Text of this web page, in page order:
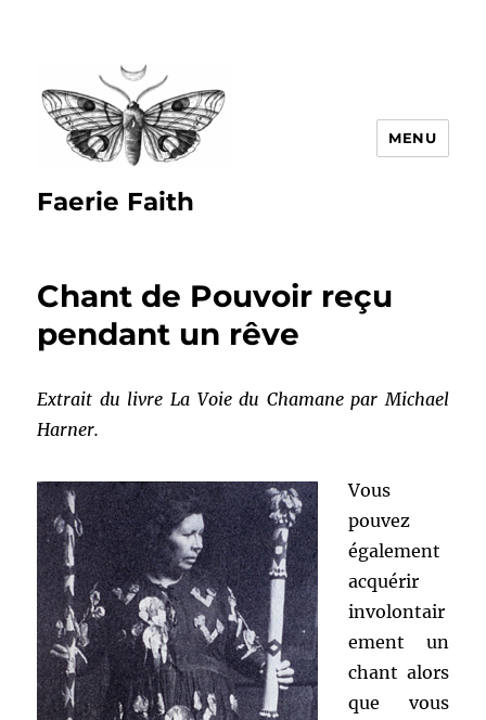
Faerie Faith
MENU
Chant de Pouvoir reçu
pendant un rêve
Extrait du livre La Voie du Chamane par Michael
Harner.
Vous
pouvez
également
acquérir
involontair
ement un
chant alors
que vous